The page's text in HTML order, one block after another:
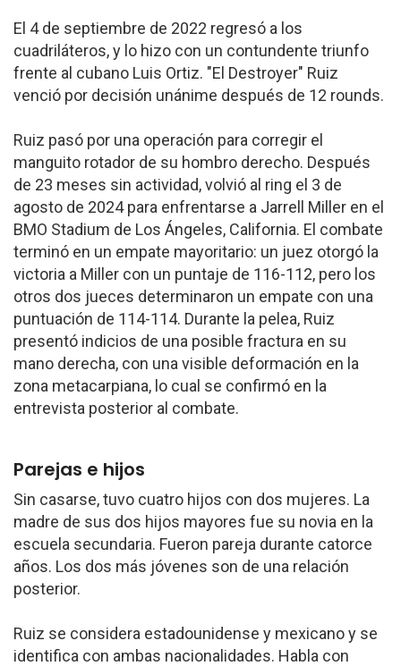
El 4 de septiembre de 2022 regresó a los
cuadriláteros, y lo hizo con un contundente triunfo
frente al cubano Luis Ortiz. "El Destroyer" Ruiz
venció por decisión unánime después de 12 rounds.
Ruiz pasó por una operación para corregir el
manguito rotador de su hombro derecho. Después
de 23 meses sin actividad, volvió al ring el 3 de
agosto de 2024 para enfrentarse a Jarrell Miller en el
BMO Stadium de Los Ángeles, California. El combate
terminó en un empate mayoritario: un juez otorgó la
victoria a Miller con un puntaje de 116-112, pero los
otros dos jueces determinaron un empate con una
puntuación de 114-114. Durante la pelea, Ruiz
presentó indicios de una posible fractura en su
mano derecha, con una visible deformación en la
zona metacarpiana, lo cual se confirmó en la
entrevista posterior al combate.
Parejas e hijos
Sin casarse, tuvo cuatro hijos con dos mujeres. La
madre de sus dos hijos mayores fue su novia en la
escuela secundaria. Fueron pareja durante catorce
años. Los dos más jóvenes son de una relación
posterior.
Ruiz se considera estadounidense y mexicano y se
identifica con ambas nacionalidades. Habla con